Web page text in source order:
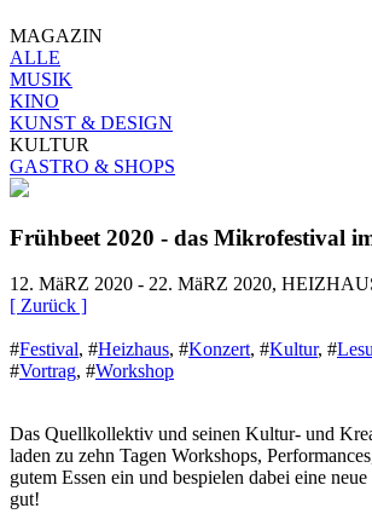
MAGAZIN
ALLE
MUSIK
KINO
KUNST & DESIGN
KULTUR
GASTRO & SHOPS
Frühbeet 2020 - das Mikrofestival
12. MäRZ 2020 - 22. MäRZ 2020,
[ Zurück ]
#Festival, #Heizhaus, #Konzert, #Kultur, #
#Vortrag, #Workshop
Das Quellkollektiv und seinen Kultur- und
laden zu zehn Tagen Workshops,
gutem Essen ein und bespielen dabei eine
gut!